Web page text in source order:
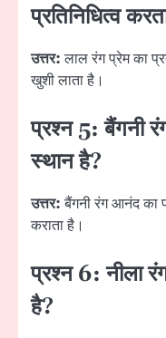
प्रतिनिधित्व
उत्तर:लाल रंग प्रेम का
खुशी लाता है।
प्रश्न 5: बैंगनी
स्थान है?
उत्तर:बैंगनी रंग आनंद का
कराता है।
प्रश्न 6: नीला
है?